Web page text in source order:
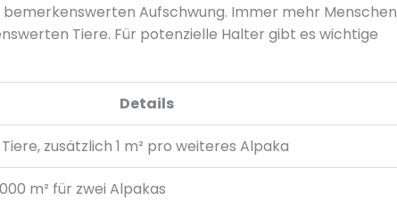
Aufschwung. Immer mehr Menschen
Tiere. Für potenzielle Halter gibt es wichtige
Details
zusätzlich 1 m² pro weiteres Alpaka
m² für zwei Alpakas